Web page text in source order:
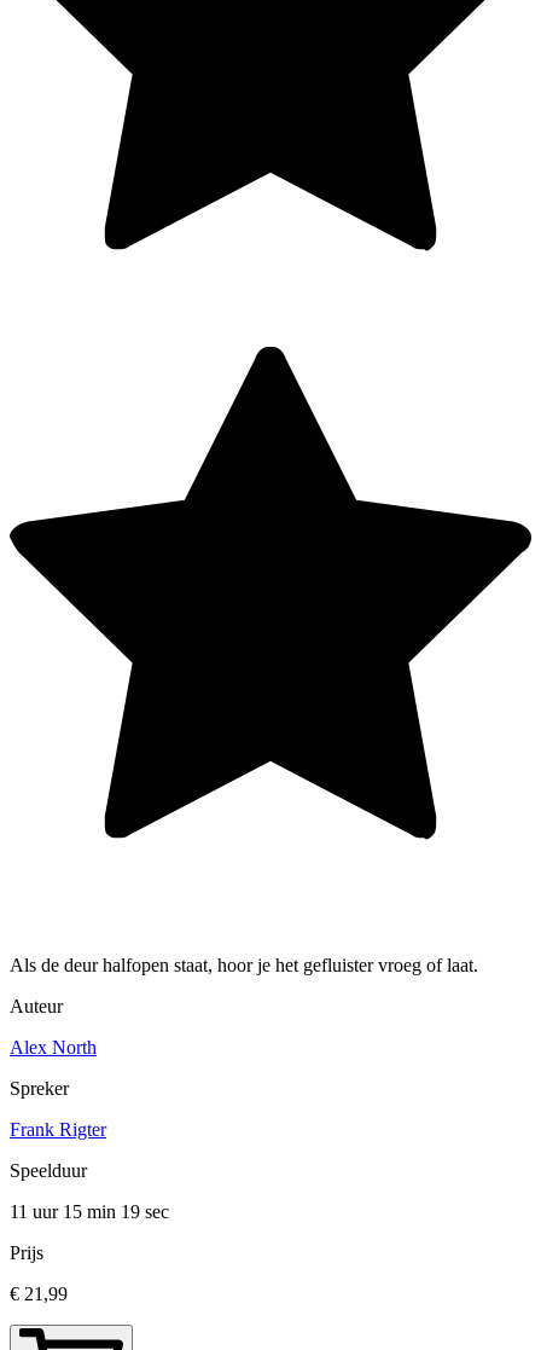
Als de deur halfopen staat, hoor je het gefluister vroeg of laat.
Auteur
Alex North
Spreker
Frank Rigter
Speelduur
11 uur 15 min 19 sec
Prijs
€ 21,99